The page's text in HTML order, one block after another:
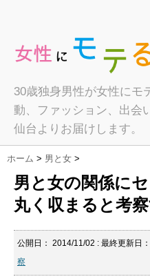
30歳独身男性が女性にモ
動、ファッション、出会
仙台よりお届けします。
ホーム > 男と女 >
男と女の関係に
丸く収まると考
公開日： 2014/11/02 : 最終更新日
察